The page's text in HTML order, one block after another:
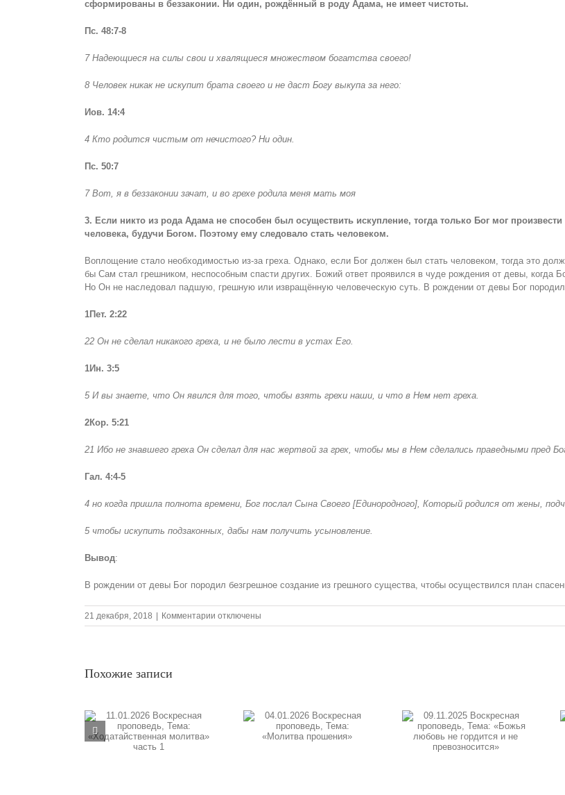
сформированы в беззаконии. Ни один, рождённый в роду Адама, не имеет чистоты.
Пс. 48:7-8
7 Надеющиеся на силы свои и хвалящиеся множеством богатства своего!
8 Человек никак не искупит брата своего и не даст Богу выкупа за него:
Иов. 14:4
4 Кто родится чистым от нечистого? Ни один.
Пс. 50:7
7 Вот, я в беззаконии зачат, и во грехе родила меня мать моя
3. Если никто из рода Адама не способен был осуществить искупление, тогда только Бог мог произвести
человека, будучи Богом. Поэтому ему следовало стать человеком.
Воплощение стало необходимостью из-за греха. Однако, если Бог должен был стать человеком, тогда это
бы Сам стал грешником, неспособным спасти других. Божий ответ проявился в чуде рождения от девы, когда
Но Он не наследовал падшую, грешную или извращённую человеческую суть. В рождении от девы Бог породил
1Пет. 2:22
22 Он не сделал никакого греха, и не было лести в устах Его.
1Ин. 3:5
5 И вы знаете, что Он явился для того, чтобы взять грехи наши, и что в Нем нет греха.
2Кор. 5:21
21 Ибо не знавшего греха Он сделал для нас жертвой за грех, чтобы мы в Нем сделались праведными пред
Гал. 4:4-5
4 но когда пришла полнота времени, Бог послал Сына Своего [Единородного], Который родился от жены,
5 чтобы искупить подзаконных, дабы нам получить усыновление.
Вывод:
В рождении от девы Бог породил безгрешное создание из грешного существа, чтобы осуществился план
21 декабря, 2018 Комментарии к
записи
отключены
Похожие записи
04.01.2026 Воскресная
проповедь, Тема:
09.11.2025 Воскресная
проповедь, Тема:
02.11.2025 Воскресная
проповедь, Тема: